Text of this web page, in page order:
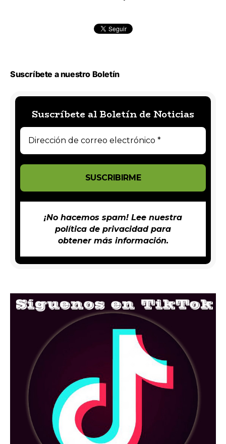
Suscríbete a nuestro Boletín
Suscríbete al Boletín de Noticias
¡No hacemos spam! Lee nuestra
política de privacidadpara
obtener más información.